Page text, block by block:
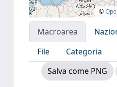
©
Macroarea
File
Categoria
Salva come PNG